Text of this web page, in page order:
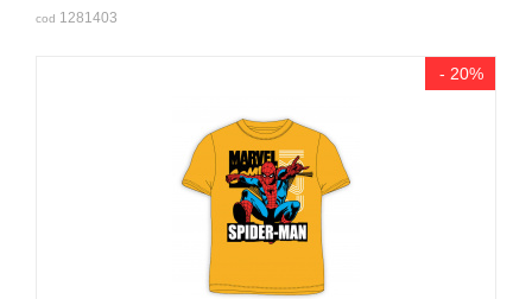
cod 1281403
- 20%